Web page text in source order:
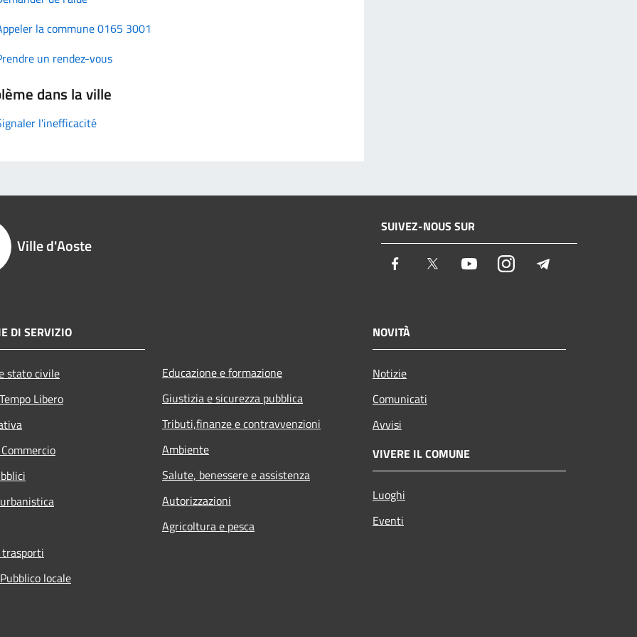
la commune 0165 3001
un rendez-vous
dans la ville
l'inefficacité
Ville d'Aoste
SUIVEZ-NOUS SUR
Facebook Twitter YoutubeInstagram
DI SERVIZIO
stato civile
Libero
locale
Educazione e formazione
Giustizia e sicurezza pubblica
Tributi,finanze e contravvenzioni
Ambiente
Salute, benessere e assistenza
Autorizzazioni
Agricoltura e pesca
NOVITÀ
Notizie
Comunicati
Avvisi
VIVERE IL COMUNE
Luoghi
Eventi